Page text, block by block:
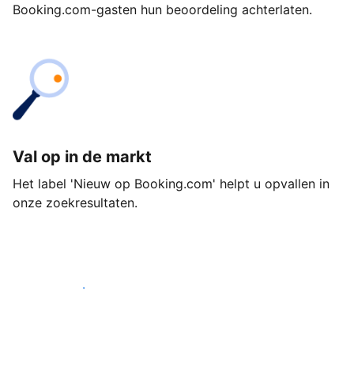
Booking.com-gasten hun beoordeling achterlaten.
Val op in de markt
Het label 'Nieuw op Booking.com' helpt u opvallen in
onze zoekresultaten.
Begin vandaag nog